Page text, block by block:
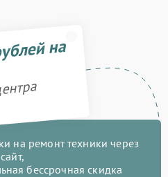
на
на ремонт техники через
сайт,
бессрочная скидка